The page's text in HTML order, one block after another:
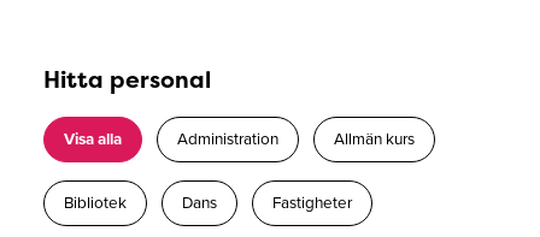
Hitta personal
Visa alla Administration Allmän kurs
Bibliotek Dans Fastigheter